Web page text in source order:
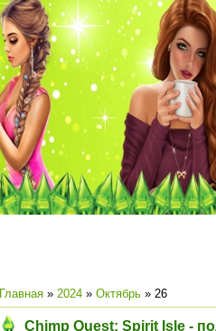
Главная » 2024 » Октябрь » 26
Chimp Quest: Spirit Isle -